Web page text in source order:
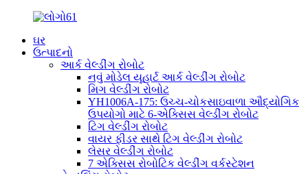
ઘર
ઉત્પાદનો
આર્ક વેલ્ડીંગ રોબોટ
નવું મોડેલ યૂહાર્ટ આર્ક વેલ્ડીંગ રોબોટ
મિગ વેલ્ડીંગ રોબોટ
YH1006A-175: ઉચ્ચ-ચોકસાઇવાળા ઔદ્યોગિક
ઉપયોગો માટે 6-એક્સિસ વેલ્ડીંગ રોબોટ
ટિગ વેલ્ડીંગ રોબોટ
વાયર ફીડર સાથે ટિગ વેલ્ડીંગ રોબોટ
લેસર વેલ્ડીંગ રોબોટ
7 એક્સિસ રોબોટિક વેલ્ડીંગ વર્કસ્ટેશન